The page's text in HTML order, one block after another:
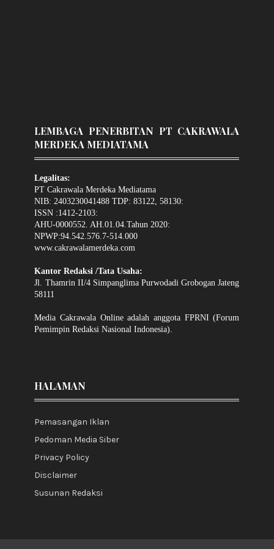
LEMBAGA PENERBITAN PT CAKRAWALA
MERDEKA MEDIATAMA
Legalitas:
PT Cakrawala Merdeka Mediatama
NIB: 2403230041488 TDP: 83122, 58130:
ISSN :1412-2103:
AHU-0000552. AH.01.04.Tahun 2020:
NPWP:94.542.576.7-514.000
www.cakrawalamerdeka.com
Kantor Redaksi /Tata Usaha:
Jl. Thamrin II/4 Simpanglima Purwodadi Grobogan Jateng
58111
Media Cakrawala Online adalah anggota FPRNI (Forum
Pemimpin Redaksi Nasional Indonesia).
HALAMAN
Pemasangan Iklan
Pedoman Media Siber
Privacy Policy
Disclaimer
Susunan Redaksi